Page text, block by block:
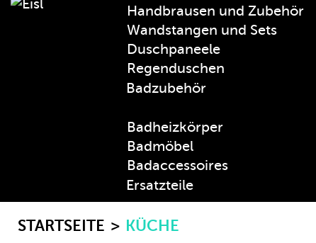
Handbrausen und Zubehör
Wandstangen und Sets
Duschpaneele
Regenduschen
Badzubehör
Badheizkörper
Badmöbel
Badaccessoires
Ersatzteile
STARTSEITE KÜCHE